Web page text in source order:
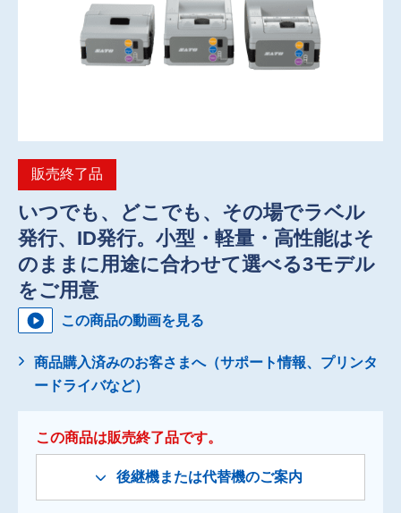
販売終了品
いつでも、どこでも、その場でラベル
発行、ID発行。小型・軽量・高性能はそ
のままに用途に合わせて選べる3モデル
をご用意
この商品の動画を見る
商品購入済みのお客さまへ（サポート情報、プリンタ
ードライバなど）
この商品は販売終了品です。
後継機または代替機のご案内